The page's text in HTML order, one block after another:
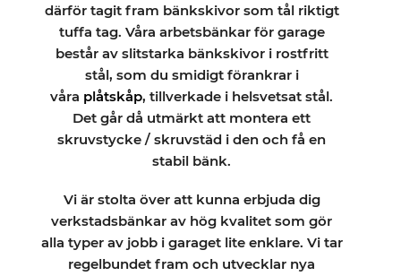
därför tagit fram bänkskivor som tål riktigt
tuffa tag. Våra arbetsbänkar för garage
består av slitstarka bänkskivor i rostfritt
stål, som du smidigt förankrar i
våra plåtskåp, tillverkade i helsvetsat stål.
Det går då utmärkt att montera ett
skruvstycke / skruvstäd i den och få en
stabil bänk.
Vi är stolta över att kunna erbjuda dig
verkstadsbänkar av hög kvalitet som gör
alla typer av jobb i garaget lite enklare. Vi tar
regelbundet fram och utvecklar nya